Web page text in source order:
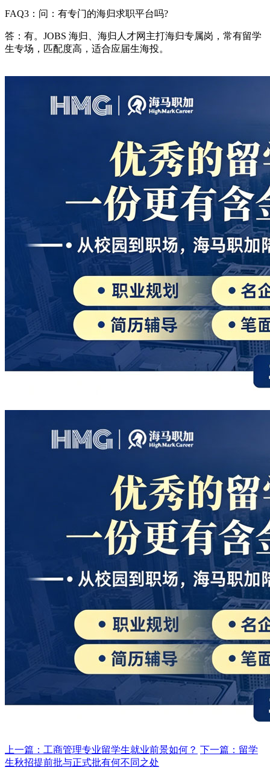
FAQ3：问：有专门的海归求职平台吗?
答：有。JOBS 海归、海归人才网主打海归专属岗，常有留学
生专场，匹配度高，适合应届生海投。
上一篇：工商管理专业留学生就业前景如何？ 下一篇：留学
生秋招提前批与正式批有何不同之处